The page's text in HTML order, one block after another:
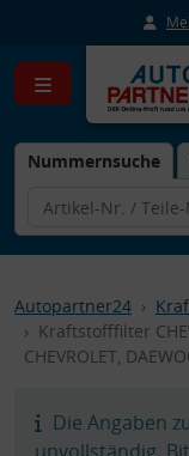
Nummernsuche
Autopartner24
Kraftstofffilter
CHEVROLET,
Die Angaben